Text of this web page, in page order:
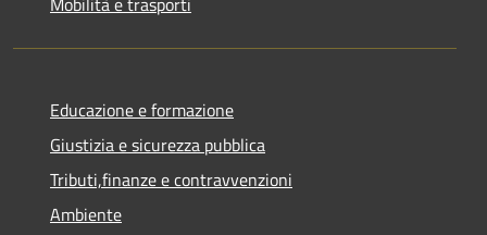
Educazione e formazione
Giustizia e sicurezza pubblica
Tributi,finanze e contravvenzioni
Ambiente